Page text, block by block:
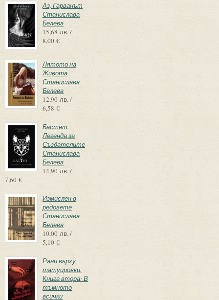
Аз, Гарванът
Станислава
Белева
15,68 лв. /
8,00 €
Лятото на
Живота
Станислава
Белева
12,90 лв. /
6,58 €
Бастет.
Легенда за
Създателите
Станислава
Белева
14,90 лв. /
7,60 €
Измислен в
редовете
Станислава
Белева
10,00 лв. /
5,10 €
Рани върху
татуировки.
Книга втора: В
тъмното
всички